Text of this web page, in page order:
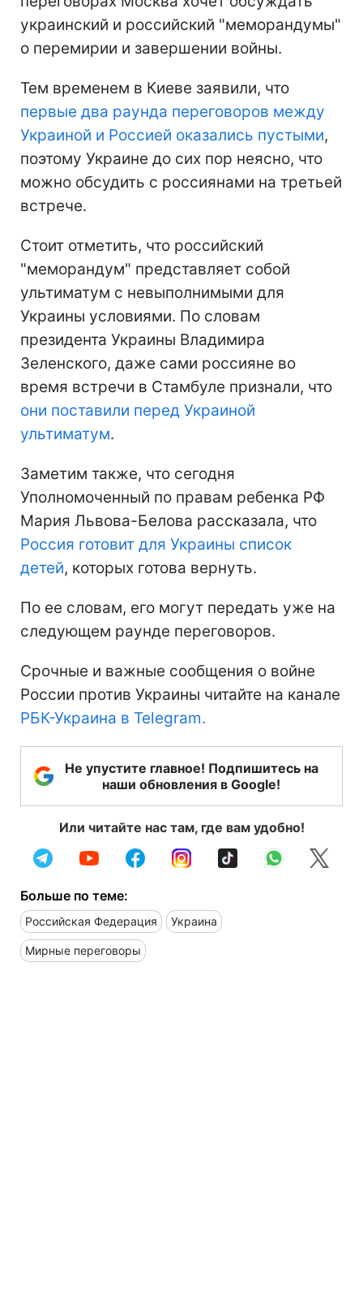
украинский и российский "меморандумы"
о перемирии и завершении войны.
Тем временем в Киеве заявили, что
первые два раунда переговоров между
Украиной и Россией оказались пустыми,
поэтому Украине до сих пор неясно, что
можно обсудить с россиянами на третьей
встрече.
Стоит отметить, что российский
"меморандум" представляет собой
ультиматум с невыполнимыми для
Украины условиями. По словам
президента Украины Владимира
Зеленского, даже сами россияне во
время встречи в Стамбуле признали, что
они поставили перед Украиной
ультиматум.
Заметим также, что сегодня
Уполномоченный по правам ребенка РФ
Мария Львова-Белова рассказала, что
Россия готовит для Украины список
детей, которых готова вернуть.
По ее словам, его могут передать уже на
следующем раунде переговоров.
Срочные и важные сообщения о войне
России против Украины читайте на канале
РБК-Украина в Telegram.
Не упустите главное! Подпишитесь на
наши обновления в Google!
Или читайте нас там, где вам удобно!
Больше по теме:
Российская Федерация Украина
Мирные переговоры